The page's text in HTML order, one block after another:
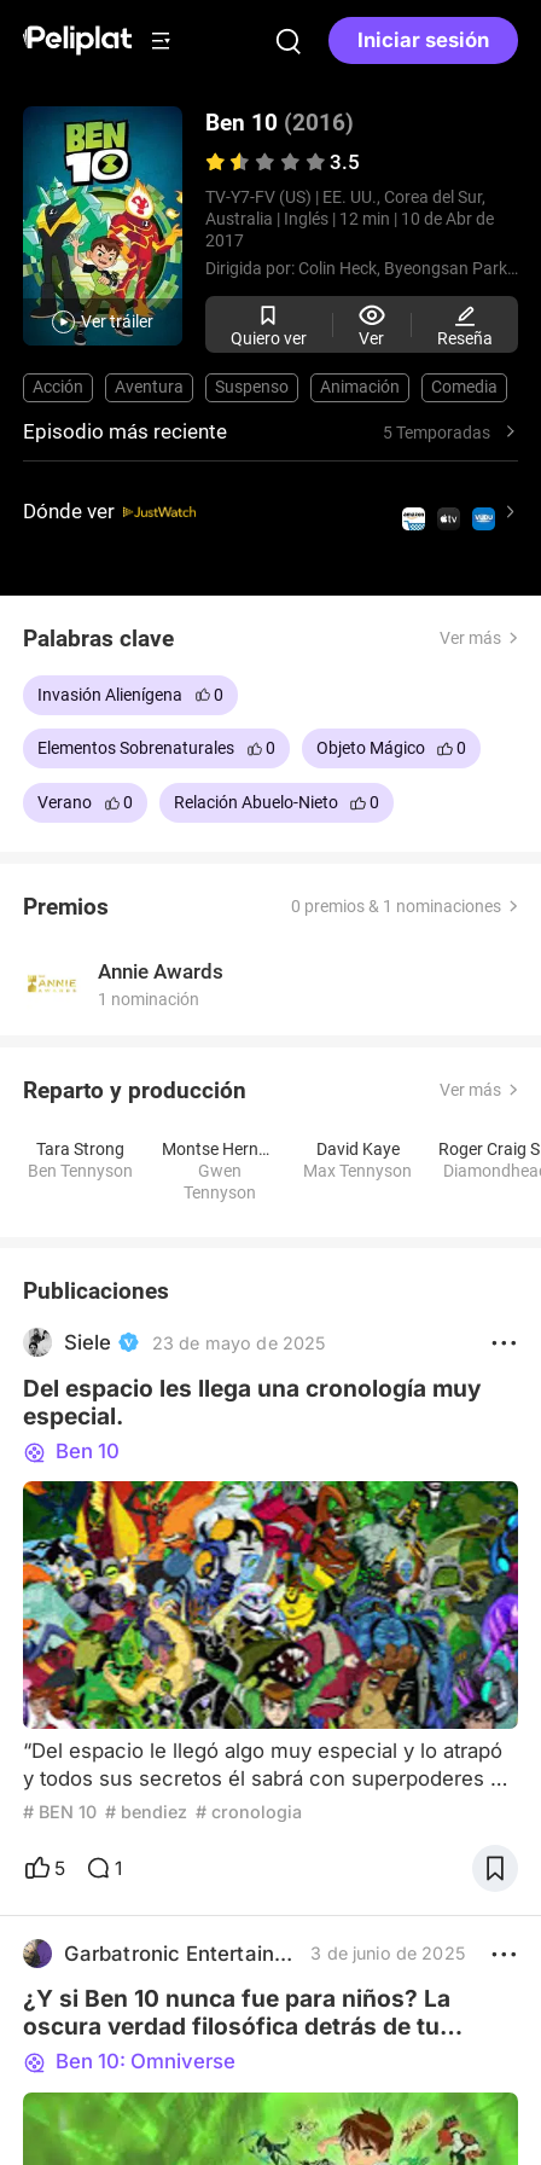
Iniciar sesión
Ver tráiler
Ben 10 (2016)
3.5
TV-Y7-FV (US) | EE. UU., Corea del Sur,
Australia | Inglés | 12 min | 10 de Abr de
2017
Dirigida por: Colin Heck, Byeongsan Park,
Quiero ver Ver Reseña
Acción Aventura Suspenso Animación Comedia
Episodio más reciente 5 Temporadas
Dónde ver
Palabras clave Ver más
Invasión Alienígena 0
Elementos Sobrenaturales 0 Objeto Mágico 0
Verano 0 Relación Abuelo-Nieto 0
Premios 0 premios & 1 nominaciones
Annie Awards
1 nominación
Reparto y producción Ver más
Tara Strong
Ben Tennyson
Montse Hernandez
Gwen
Tennyson
David Kaye
Max Tennyson
Publicaciones
Siele 23 de mayo de 2025
Del espacio les llega una cronología muy
especial.
Ben 10
“Del espacio le llegó algo muy especial y lo atrapó
y todos sus secretos él sabrá con superpoderes el
cambió y ahora es Ben 10” Así como empiezo una
para vender juguetes, pero que rápidamente se
el mundo que no solo perduro durante muchos
años, sino que tuvieron que hacer varias series
secuelas por
# BEN 10 # bendiez # cronologia
5 1
Garbatronic Entertainment Film 3 de junio de 2025
¿Y si Ben 10 nunca fue para niños? La
oscura verdad filosófica detrás de tu
infancia
Ben 10: Omniverse